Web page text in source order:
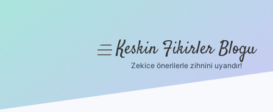
menüyüKeskin Fikirler Blogu
Zekice önerilerle zihnini uyandır!